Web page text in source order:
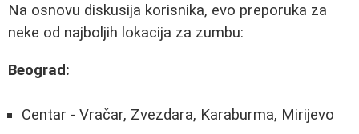
Na osnovu diskusija korisnika, evo preporuka za
neke od najboljih lokacija za zumbu:
Beograd:
Centar - Vračar, Zvezdara, Karaburma, Mirijevo